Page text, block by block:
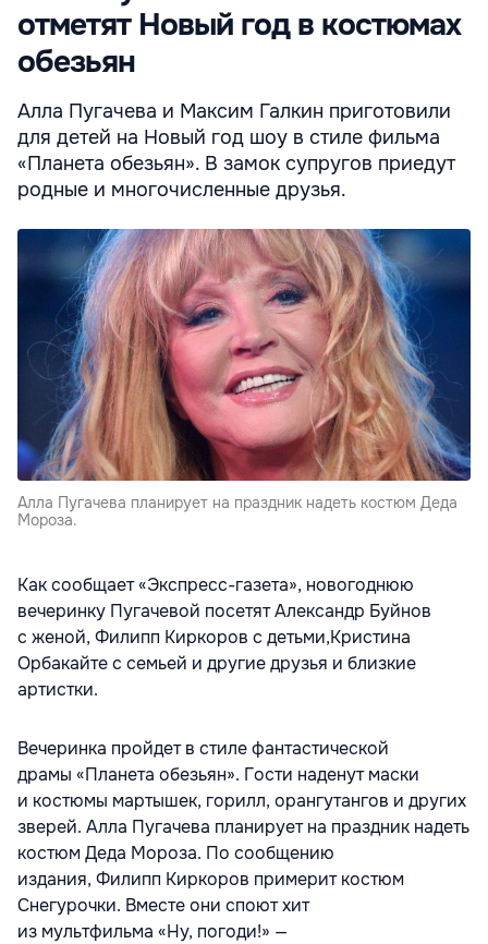
отметят Новый год в костюмах
обезьян
Алла Пугачева и Максим Галкин приготовили
для детей на Новый год шоу в стиле фильма
«Планета обезьян». В замок супругов приедут
родные и многочисленные друзья.
Алла Пугачева планирует на праздник надеть костюм Деда
Мороза.
Как сообщает «Экспресс-газета», новогоднюю
вечеринку Пугачевой посетят Александр Буйнов
с женой, Филипп Киркоров с детьми,Кристина
Орбакайте с семьей и другие друзья и близкие
артистки.
Вечеринка пройдет в стиле фантастической
драмы «Планета обезьян». Гости наденут маски
и костюмы мартышек, горилл, орангутангов и других
зверей. Алла Пугачева планирует на праздник надеть
костюм Деда Мороза. По сообщению
издания, Филипп Киркоров примерит костюм
Снегурочки. Вместе они споют хит
из мультфильма «Ну, погоди!» —